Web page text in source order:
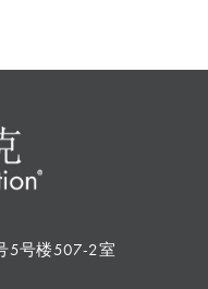
5号楼507-2室